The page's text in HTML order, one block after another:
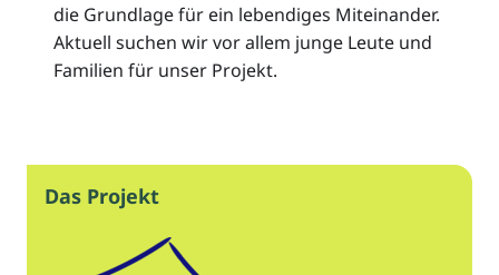
die Grundlage für ein lebendiges Miteinander.
Aktuell suchen wir vor allem junge Leute und
Familien für unser Projekt.
Das Projekt